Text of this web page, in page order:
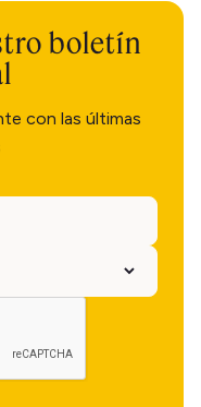
boletín
con las últimas